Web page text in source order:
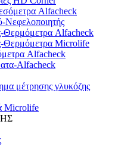
Alfacheck
Νεφελοποιητής
Θερμόμετρα Alfacheck
Θερμόμετρα Microlife
Alfacheck
Alfacheck
μέτρησης γλυκόζης
Microlife